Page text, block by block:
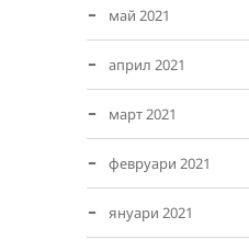
май 2021
април 2021
март 2021
февруари 2021
януари 2021